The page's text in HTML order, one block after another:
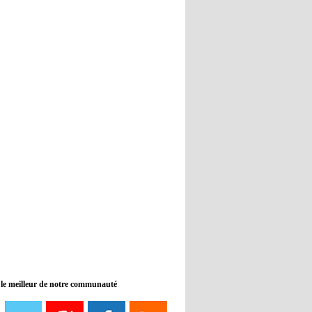
08:21 - 2022/11/08
Liverpool mis en vente par son
propriétaire
meilleur de notre communauté